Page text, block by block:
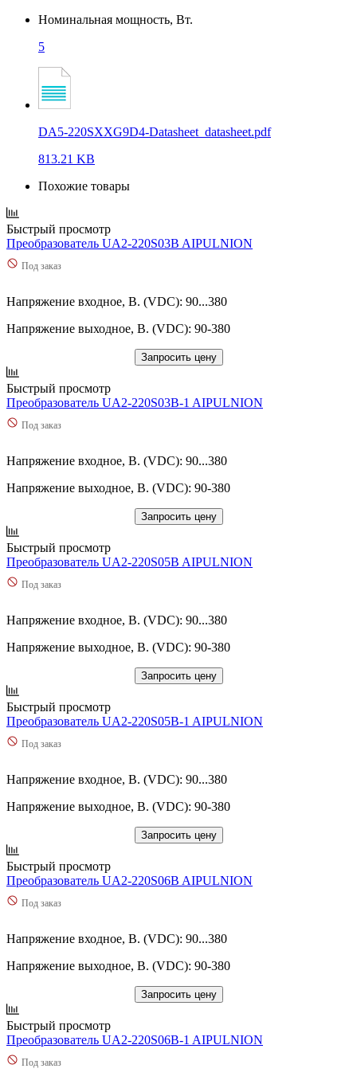
Номинальная мощность, Вт.
5
DA5-220SXXG9D4-Datasheet_datasheet.pdf
813.21 KB
Похожие товары
Быстрый просмотр
Преобразователь UA2-220S03B AIPULNION
Под заказ
Напряжение входное, В. (VDC): 90...380
Напряжение выходное, В. (VDC): 90-380
Запросить цену
Быстрый просмотр
Преобразователь UA2-220S03B-1 AIPULNION
Под заказ
Напряжение входное, В. (VDC): 90...380
Напряжение выходное, В. (VDC): 90-380
Запросить цену
Быстрый просмотр
Преобразователь UA2-220S05B AIPULNION
Под заказ
Напряжение входное, В. (VDC): 90...380
Напряжение выходное, В. (VDC): 90-380
Запросить цену
Быстрый просмотр
Преобразователь UA2-220S05B-1 AIPULNION
Под заказ
Напряжение входное, В. (VDC): 90...380
Напряжение выходное, В. (VDC): 90-380
Запросить цену
Быстрый просмотр
Преобразователь UA2-220S06B AIPULNION
Под заказ
Напряжение входное, В. (VDC): 90...380
Напряжение выходное, В. (VDC): 90-380
Запросить цену
Быстрый просмотр
Преобразователь UA2-220S06B-1 AIPULNION
Под заказ